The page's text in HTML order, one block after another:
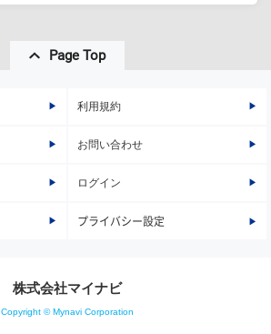
Page Top
利用規約
お問い合わせ
ログイン
プライバシー設定
株式会社マイナビ
Copyright © Mynavi Corporation